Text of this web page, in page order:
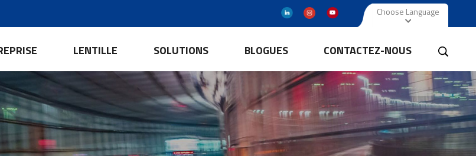
Choose Language
LENTILLE SOLUTIONS BLOGUES CONTACTEZ-NOUS